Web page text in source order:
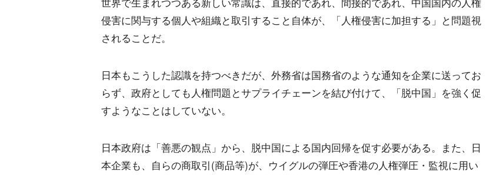
侵害に関与する個人や組織と取引すること自体が、「人権侵害に加担する」と問題視
されることだ。
日本もこうした認識を持つべきだが、外務省は国務省のような通知を企業に送ってお
らず、政府としても人権問題とサプライチェーンを結び付けて、「脱中国」を強く促
すようなことはしていない。
日本政府は「善悪の観点」から、脱中国による国内回帰を促す必要がある。また、日
本企業も、自らの商取引(商品等)が、ウイグルの弾圧や香港の人権弾圧・監視に用い